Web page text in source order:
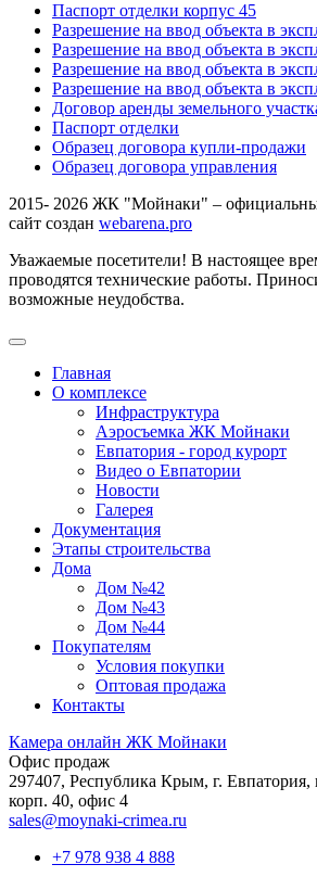
Паспорт отделки корпус 45
Разрешение на ввод объекта в
Разрешение на ввод объекта в
Разрешение на ввод объекта в
Разрешение на ввод объекта в
Договор аренды земельного
Паспорт отделки
Образец договора купли-продажи
Образец договора управления
2015- 2026 ЖК "Мойнаки" –
сайт создан webarena.pro
Уважаемые посетители! В настоящее
проводятся технические работы.
возможные неудобства.
Главная
О комплексе
Инфраструктура
Аэросъемка ЖК Мойнаки
Евпатория - город курорт
Видео о Евпатории
Новости
Галерея
Документация
Этапы строительства
Дома
Дом №42
Дом №43
Дом №44
Покупателям
Условия покупки
Оптовая продажа
Контакты
Камера онлайн ЖК Мойнаки
Офис продаж
297407, Республика Крым, г.
корп. 40, офис 4
sales@moynaki-crimea.ru
+7 978 938 4 888